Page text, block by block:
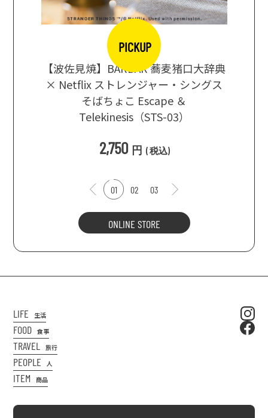
PICKUP
【波佐見焼】BARBAR 蕎麦猪口大辞典
× Netflix ストレンジャー・シングス
そばちょこ Escape ＆
Telekinesis（STS-03）
2,750 円 (税込)
01 02 03
ONLINE STORE
LIFE 生活
FOOD 食事
TRAVEL 旅行
PEOPLE 人
ITEM 商品